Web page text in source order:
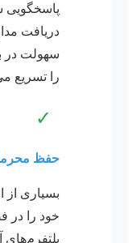
پاسخگویی
دریافت
سهولت در
را تسریع
✓
حفظ
بسیاری از
خود را در
پلتفرم‌های